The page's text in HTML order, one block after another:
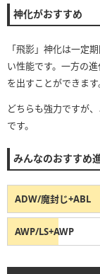
神化がおすすめ
「飛影」神化は一定
い性能です。一方の
を出すことができます
どちらも強力ですが
です。
みんなのおすすめ
ADW/魔封じ+ABL
AWP/LS+AWP